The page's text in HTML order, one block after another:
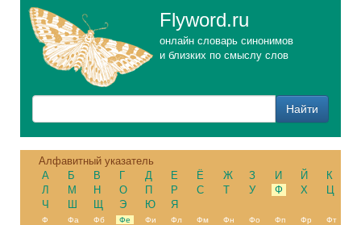
Flyword.ru
онлайн словарь синонимов
и близких по смыслу слов
Алфавитный указатель
А
Б В Г Д Е Ё Ж З И Й
К
Л
М Н О П Р С Т У Ф Х
Ц
Ч
Ш Щ Э Ю Я
Ф Фа Фб Фе Фи Фл Фм Фн Фо Фп Фр
Фт